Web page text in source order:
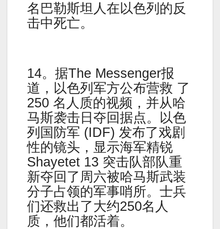
名巴勒斯坦人在以色列的反
击中死亡。
14。据The Messenger报
道，以色列军方公布营救 了
250 名人质的视频，并从哈
马斯袭击日夺回据点。以色
列国防军 (IDF) 发布了戏剧
性的镜头，显示海军精锐
Shayetet 13 突击队部队重
新夺回了周六被哈马斯武装
分子占领的军事哨所。士兵
们还救出了大约250名人
质，他们都活着。